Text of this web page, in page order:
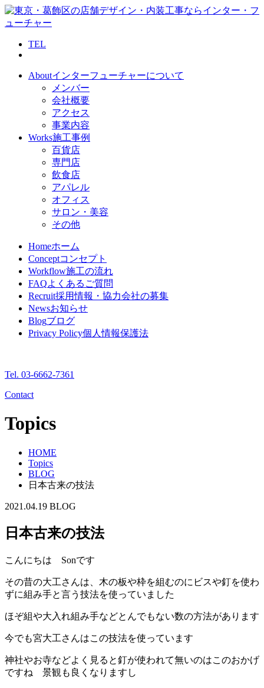
TEL
Aboutインターフューチャーについて
メンバー
会社概要
アクセス
事業内容
Works施工事例
百貨店
専門店
飲食店
アパレル
オフィス
サロン・美容
その他
Homeホーム
Conceptコンセプト
Workflow施工の流れ
FAQよくあるご質問
Recruit採用情報・協力会社の募集
Newsお知らせ
Blogブログ
Privacy Policy個人情報保護法
Tel. 03-6662-7361
Contact
Topics
HOME
Topics
BLOG
日本古来の技法
2021.04.19 BLOG
日本古来の技法
こんにちは Sonです
その昔の大工さんは、木の板や枠を組むのにビスや釘を使わ
ずに組み手と言う技法を使っていました
ほぞ組や大入れ組み手などとんでもない数の方法があります
今でも宮大工さんはこの技法を使っています
神社やお寺などよく見ると釘が使われて無いのはこのおかげ
ですね 景観も良くなりますし